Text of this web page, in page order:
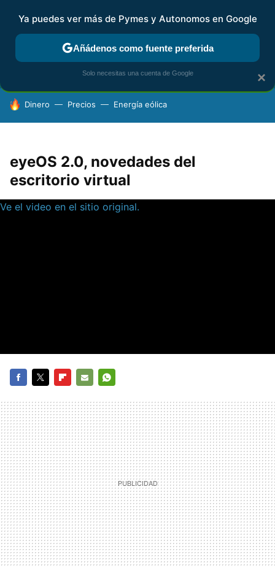
FISCALIDAD Y CONTABILIDAD KIT DIGITAL RENTA
HOY SE HABLA DE
Dinero Precios Energía eólica
eyeOS 2.0, novedades del
escritorio virtual
Ve el video en el sitio original.
MAIL
×
Ya puedes ver más de Pymes y Autonomos en Google
Añádenos como fuente preferida
Solo necesitas una cuenta de Google